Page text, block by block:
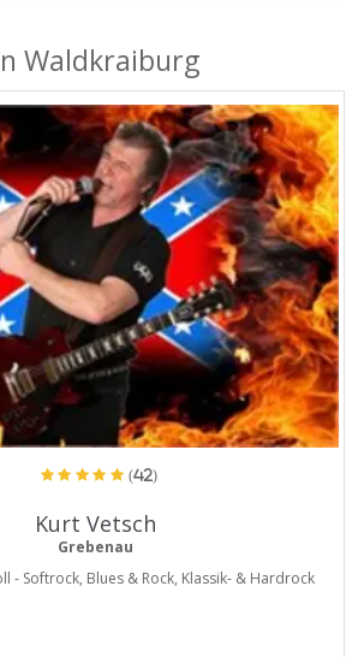
Waldkraiburg
(42)
Kurt Vetsch
Grebenau
- Softrock, Blues & Rock, Klassik- & Hardrock